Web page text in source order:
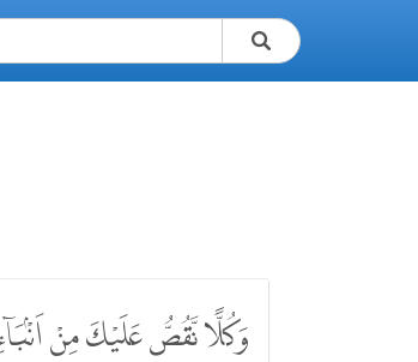
وَكُلًّا نَّقُصُّ عَلَيْكَ مِنْ